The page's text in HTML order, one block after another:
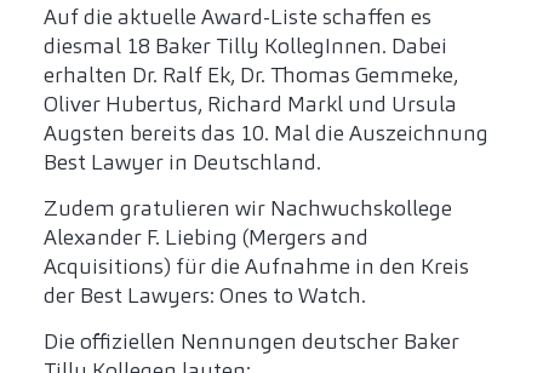
Auf die aktuelle Award-Liste schaffen es
diesmal 18 Baker Tilly KollegInnen. Dabei
erhalten Dr. Ralf Ek, Dr. Thomas Gemmeke,
Oliver Hubertus, Richard Markl und Ursula
Augsten bereits das 10. Mal die Auszeichnung
Best Lawyer in Deutschland.
Zudem gratulieren wir Nachwuchskollege
Alexander F. Liebing (Mergers and
Acquisitions) für die Aufnahme in den Kreis
der Best Lawyers: Ones to Watch.
Die offiziellen Nennungen deutscher Baker